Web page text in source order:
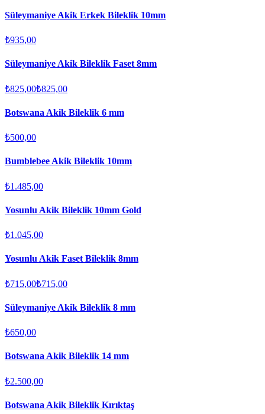
Süleymaniye Akik Erkek Bileklik 10mm
₺935,00
Süleymaniye Akik Bileklik Faset 8mm
₺825,00₺825,00
Botswana Akik Bileklik 6 mm
₺500,00
Bumblebee Akik Bileklik 10mm
₺1.485,00
Yosunlu Akik Bileklik 10mm Gold
₺1.045,00
Yosunlu Akik Faset Bileklik 8mm
₺715,00₺715,00
Süleymaniye Akik Bileklik 8 mm
₺650,00
Botswana Akik Bileklik 14 mm
₺2.500,00
Botswana Akik Bileklik Kırıktaş